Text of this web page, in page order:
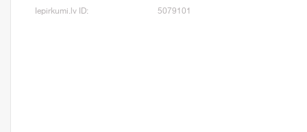
Iepirkumi.lv ID: 5079101